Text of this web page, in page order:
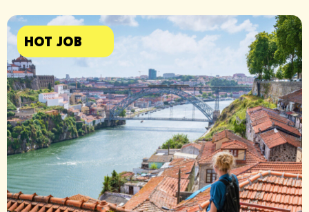
HOT JOB